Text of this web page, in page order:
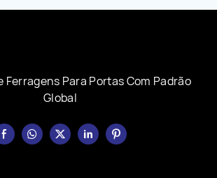
Ferragens Para Portas Com Padrão
Global